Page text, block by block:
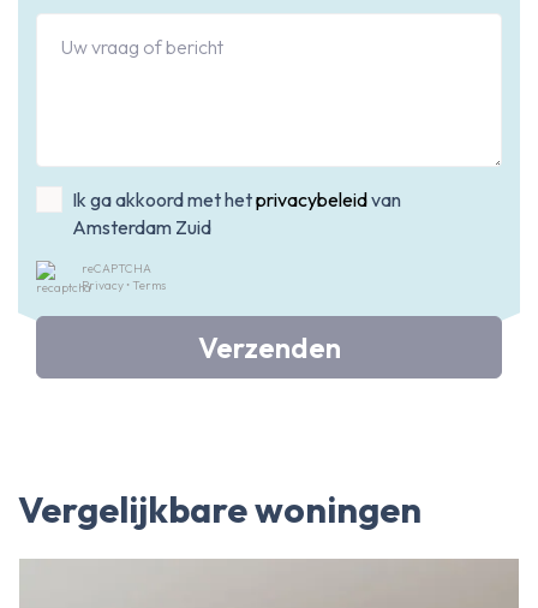
Ik ga akkoord met hetprivacybeleidvan
Amsterdam Zuid
reCAPTCHA
Privacy • Terms
Verzenden
Vergelijkbare woningen